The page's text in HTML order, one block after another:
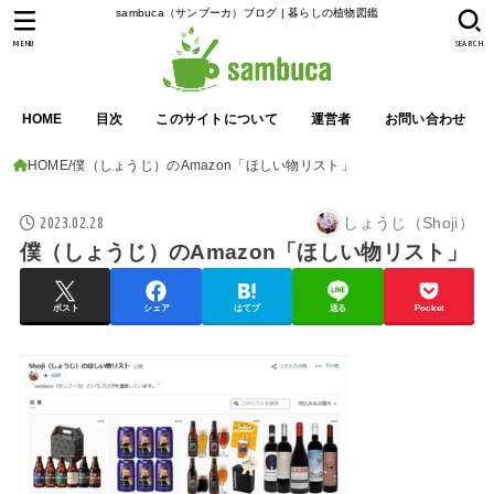
sambuca（サンブーカ）ブログ | 暮らしの植物図鑑
HOME 目次 このサイトについて 運営者 お問い合わせ
SEARCH
MENU
HOME 僕（しょうじ）のAmazon「ほしい物リスト」
2023.02.28 しょうじ（Shoji）
僕（しょうじ）のAmazon「ほしい物リスト」
ポスト シェア はてブ 送る Pocket